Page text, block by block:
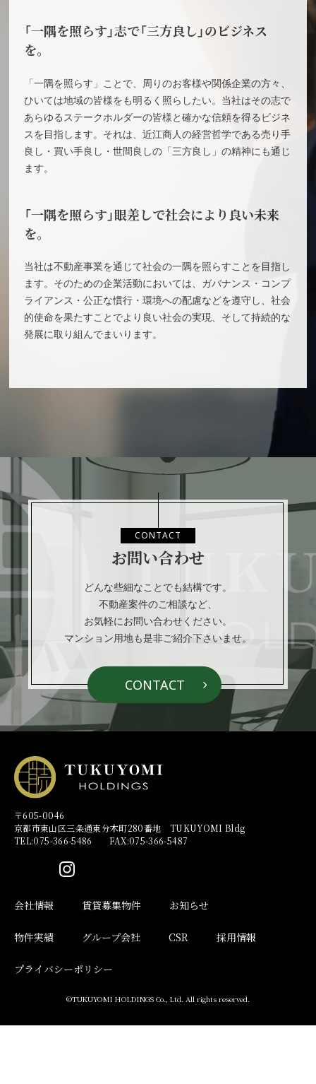
「一隅を照らす」志で「三方良し」のビジネス
を。
「一隅を照らす」ことで、周りのお客様や関係企業の方々、
ひいては地域の皆様をも明るく照らしたい。当社はその志で
あらゆるステークホルダーの皆様と確かな信頼を得るビジネ
スを目指します。それは、近江商人の経営哲学である売り手
良し・買い手良し・世間良しの「三方良し」の精神にも通じ
ます。
「一隅を照らす」眼差しで社会により良い未来
を。
当社は不動産事業を通じて社会の一隅を照らすことを目指し
ます。そのための企業活動においては、ガバナンス・コンプ
ライアンス・公正な慣行・環境への配慮などを遵守し、社会
的使命を果たすことでより良い社会の実現、そして持続的な
発展に取り組んでまいります。
CONTACT
お問い合わせ
どんな些細なことでも結構です。
不動産案件のご相談など、
お気軽にお問い合わせください。
マンション用地も是非ご紹介下さいませ。
CONTACT
〒605-0046
京都市東山区三条通東分木町280番地 TUKUYOMI Bldg
TEL:075-366-5486 FAX:075-366-5487
会社情報 賃貸募集物件 お知らせ
物件実績 グループ会社 CSR 採用情報
プライバシーポリシー
©TUKUYOMI HOLDINGS Co., Ltd. All rights reserved.